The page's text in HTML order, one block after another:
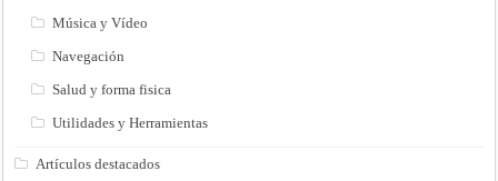
Música y Vídeo
Navegación
Salud y forma fisica
Utilidades y Herramientas
Artículos destacados